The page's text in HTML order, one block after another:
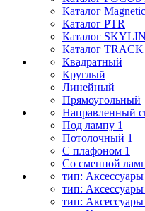
Каталог
Каталог PTR
Каталог
Каталог
Квадратный
Круглый
Линейный
Прямоугольный
Направленный
Под лампу 1
Потолочный 1
С плафоном 1
Со сменной
тип:
тип:
тип: